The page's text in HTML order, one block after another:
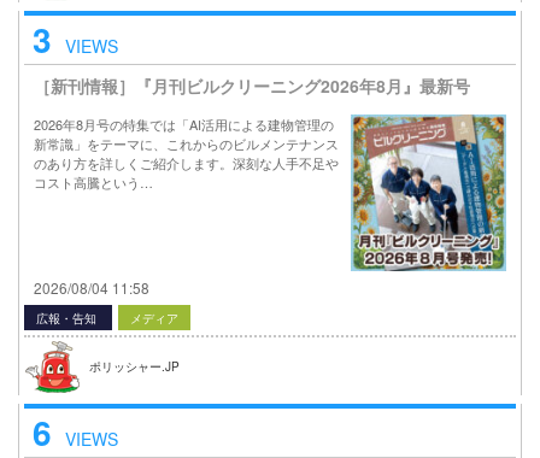
3 VIEWS
［新刊情報］『月刊ビルクリーニング2026年8月』最新号
2026年8月号の特集では「AI活用による建物管理の
新常識」をテーマに、これからのビルメンテナンス
のあり方を詳しくご紹介します。深刻な人手不足や
コスト高騰という…
2026/08/04 11:58
広報・告知 メディア
ポリッシャー.JP
6 VIEWS